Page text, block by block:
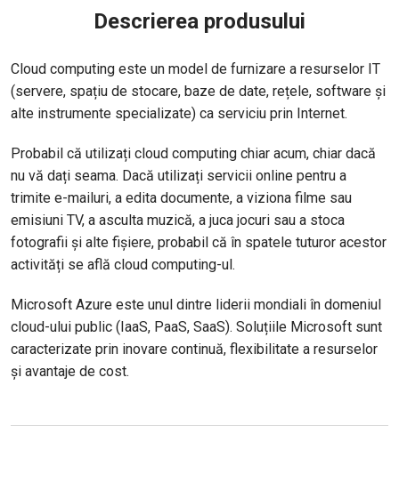
Descrierea produsului
Cloud computing este un model de furnizare a resurselor IT
(servere, spațiu de stocare, baze de date, rețele, software și
alte instrumente specializate) ca serviciu prin Internet.
Probabil că utilizați cloud computing chiar acum, chiar dacă
nu vă dați seama. Dacă utilizați servicii online pentru a
trimite e-mailuri, a edita documente, a viziona filme sau
emisiuni TV, a asculta muzică, a juca jocuri sau a stoca
fotografii și alte fișiere, probabil că în spatele tuturor acestor
activități se află cloud computing-ul.
Microsoft Azure este unul dintre liderii mondiali în domeniul
cloud-ului public (IaaS, PaaS, SaaS). Soluțiile Microsoft sunt
caracterizate prin inovare continuă, flexibilitate a resurselor
și avantaje de cost.